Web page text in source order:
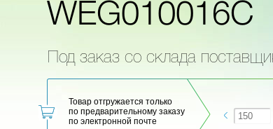
WEG010016C
Под заказ со склада
Товар отгружается только
по предварительному заказу
по электронной почте